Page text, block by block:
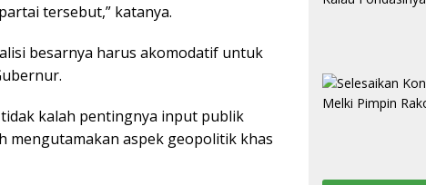
tersebut,” katanya.
besarnya harus akomodatif untuk
kalah pentingnya input publik
mengutamakan aspek geopolitik khas